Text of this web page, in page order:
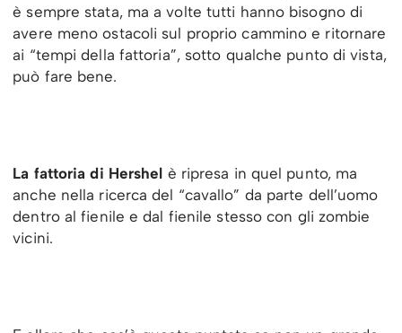
è sempre stata, ma a volte tutti hanno bisogno di
avere meno ostacoli sul proprio cammino e ritornare
ai “tempi della fattoria”, sotto qualche punto di vista,
può fare bene.
La fattoria di Hershel è ripresa in quel punto, ma
anche nella ricerca del “cavallo” da parte dell’uomo
dentro al fienile e dal fienile stesso con gli zombie
vicini.